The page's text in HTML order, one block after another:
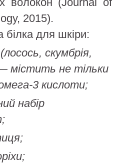
2015).
для шкіри:
скумбрія,
містить не тільки
3 кислоти;
набір